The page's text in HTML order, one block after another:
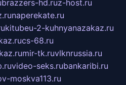
brazzers-hd.ruz-host.ru
naperekate.ru
kitubeu-2-kuhnyanazakaz.ru
cs-68.ru
mir-tk.ruvlknrussia.ru
video-seks.rubankaribi.ru
moskva113.ru